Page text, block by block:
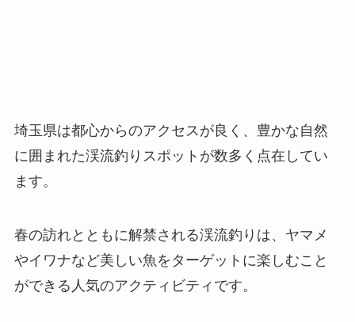
埼玉県は都心からのアクセスが良く、豊かな自然
に囲まれた渓流釣りスポットが数多く点在してい
ます。
春の訪れとともに解禁される渓流釣りは、ヤマメ
やイワナなど美しい魚をターゲットに楽しむこと
ができる人気のアクティビティです。